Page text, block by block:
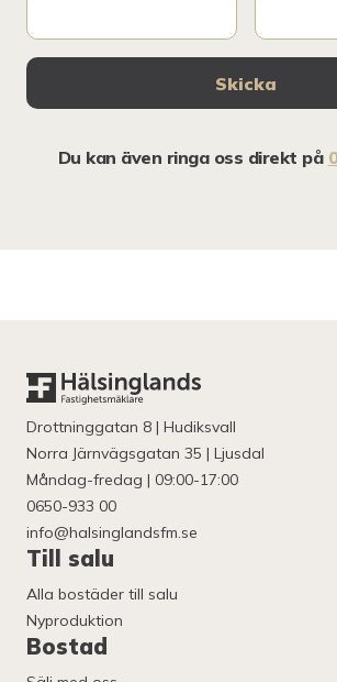
Skicka
Du kan även ringa oss direkt på
Drottninggatan 8 | Hudiksvall
Norra Järnvägsgatan 35 | Ljusdal
Måndag-fredag | 09:00-17:00
0650-933 00
info@halsinglandsfm.se
Till salu
Alla bostäder till salu
Nyproduktion
Bostad